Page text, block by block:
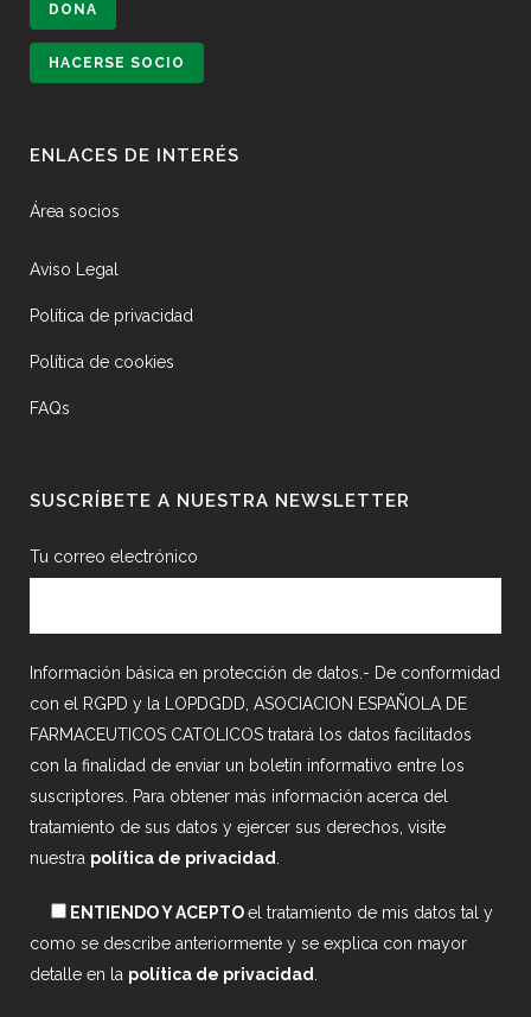
DONA
HACERSE SOCIO
ENLACES DE INTERÉS
Área socios
Aviso Legal
Política de privacidad
Política de cookies
FAQs
SUSCRÍBETE A NUESTRA NEWSLETTER
Tu correo electrónico
Información básica en protección de datos.- De conformidad
con el RGPD y la LOPDGDD, ASOCIACION ESPAÑOLA DE
FARMACEUTICOS CATOLICOS tratará los datos facilitados
con la finalidad de enviar un boletín informativo entre los
suscriptores. Para obtener más información acerca del
tratamiento de sus datos y ejercer sus derechos, visite
nuestra política de privacidad
ENTIENDO Y ACEPTOel tratamiento de mis datos tal y
como se describe anteriormente y se explica con mayor
detalle en la política de privacidad